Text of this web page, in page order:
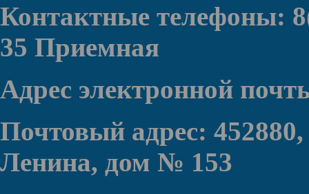
Контактные телефоны:
35 Приемная
Адрес электронной
Почтовый адрес:
Ленина, дом № 153